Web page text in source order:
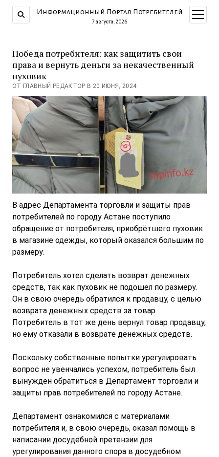
Информационный Портал Потребителей
7 августа, 2026
меню
Победа потребителя: как защитить свои
права и вернуть деньги за некачественный
пуховик
ОТ ГЛАВНЫЙ РЕДАКТОР В 20 ИЮНЯ, 2024
В адрес Департамента торговли и защиты прав
потребителей по городу Астане поступило
обращение от потребителя, приобрётшего пуховик
в магазине одежды, который оказался большим по
размеру.
Потребитель хотел сделать возврат денежных
средств, так как пуховик не подошел по размеру.
Он в свою очередь обратился к продавцу, с целью
возврата денежных средств за товар.
Потребитель в тот же день вернул товар продавцу,
но ему отказали в возврате денежных средств.
Поскольку собственные попытки урегулировать
вопрос не увенчались успехом, потребитель был
вынужден обратиться в Департамент торговли и
защиты прав потребителей по городу Астане.
Департамент ознакомился с материалами
потребителя и, в свою очередь, оказал помощь в
написании досудебной претензии для
урегулирования данного спора в досудебном